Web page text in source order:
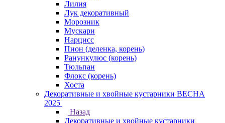
Лилия
Лук декоративный
Морозник
Мускари
Нарцисс
Пион (деленка, корень)
Ранункулюс (корень)
Тюльпан
Флокс (корень)
Хоста
Декоративные и хвойные кустарники ВЕСНА
2025
Назад
Декоративные и хвойные кустарники